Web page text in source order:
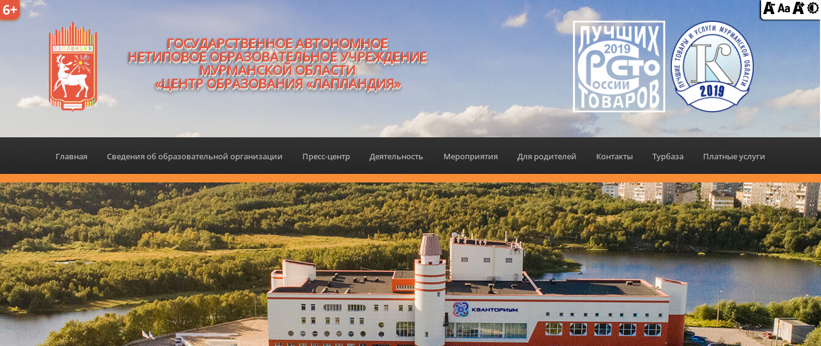
6+
ГОСУДАРСТВЕННОЕ АВТОНОМНОЕ
НЕТИПОВОЕ ОБРАЗОВАТЕЛЬНОЕ УЧРЕЖДЕНИЕ
МУРМАНСКОЙ ОБЛАСТИ
«ЦЕНТР ОБРАЗОВАНИЯ «ЛАПЛАНДИЯ»
Главная Сведения об образовательной организации Пресс-центр Деятельность Мероприятия Для родителей Контакты Турбаза Платные услуги